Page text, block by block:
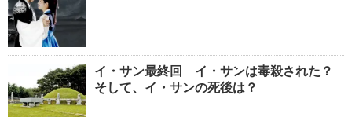
イ・サン最終回 イ・サンは毒殺された？
そして、イ・サンの死後は？